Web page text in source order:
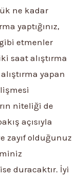
ne kadar
yaptığınız,
gibi etmenler
saat alıştırma
yapan
niteliği de
açısıyla
zayıf olduğunuz
duracaktır. İyi